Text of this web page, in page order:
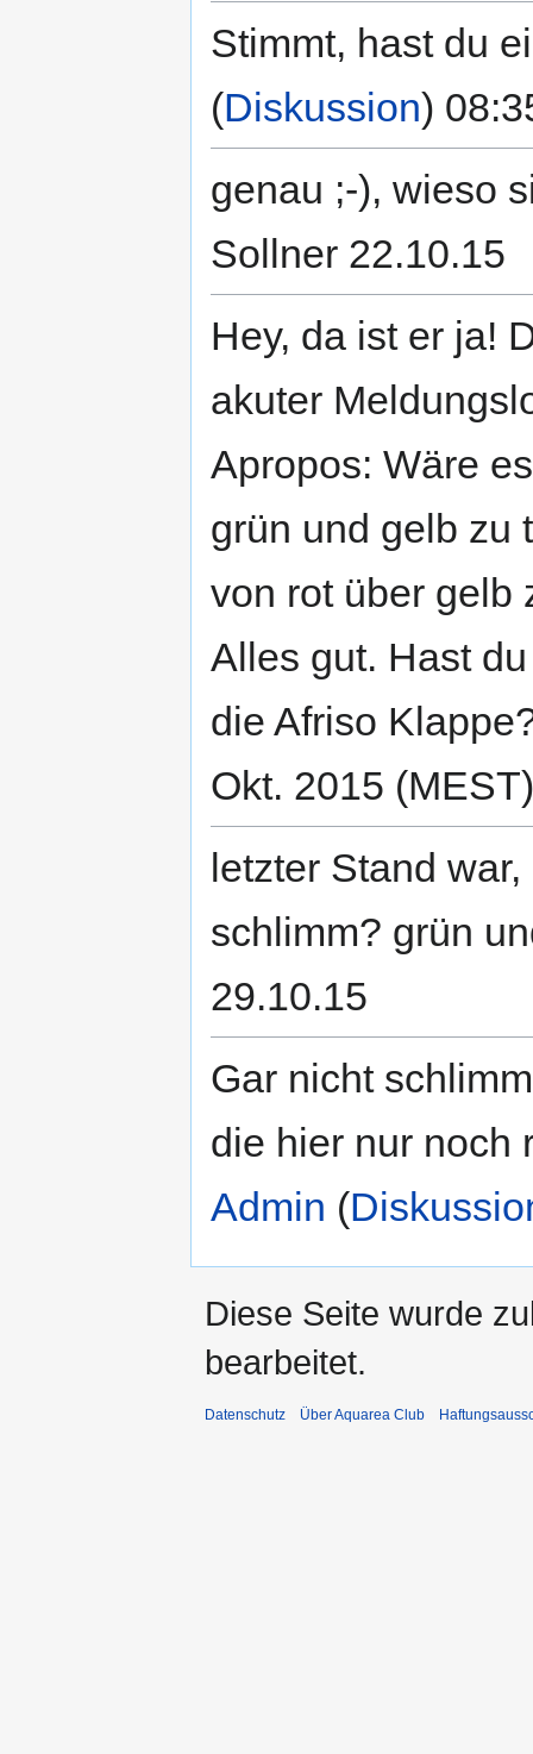
Stimmt, hast du
(Diskussion)
genau ;-), wieso
Sollner 22.10.15
Hey, da ist er ja!
akuter
Apropos: Wäre
grün und gelb zu
von rot über gelb
Alles gut. Hast
die Afriso
Okt. 2015 (MEST)
letzter Stand
schlimm? grün
29.10.15
Gar nicht
die hier nur noch
Admin (
Diese Seite wurde
bearbeitet.
Datenschutz Über Aquarea Club